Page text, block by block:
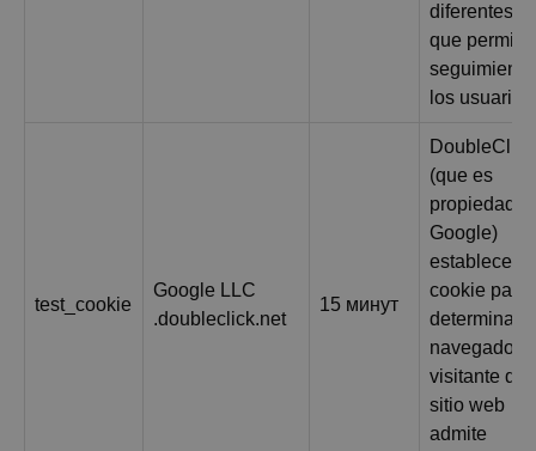
diferentes,
que permite
los usuarios.
test_cookie
Google LLC
.doubleclick.net
15 минут
DoubleClick
(que es
propiedad
Google)
establece
cookie para
determinar
navegador
visitante del
sitio web
admite